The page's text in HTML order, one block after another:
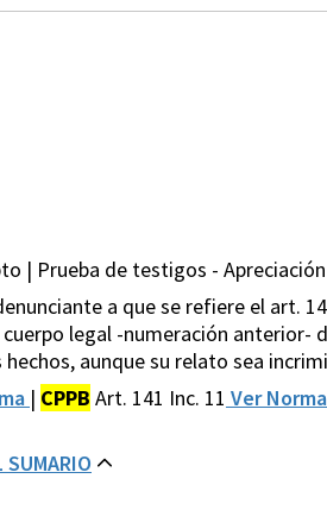
| Prueba de testigos -
a que se refiere el art.
legal -numeración
aunque su relato sea
| CPPB Art. 141 Inc. 11 Ver
SUMARIO